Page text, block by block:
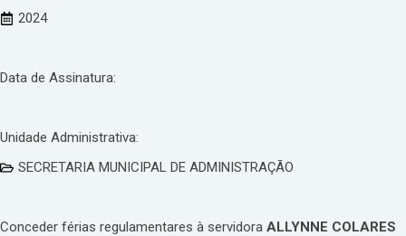
2024
Data de Assinatura:
Unidade Administrativa:
SECRETARIA MUNICIPAL DE ADMINISTRAÇÃO
Conceder férias regulamentares à servidora ALLYNNE COLARES